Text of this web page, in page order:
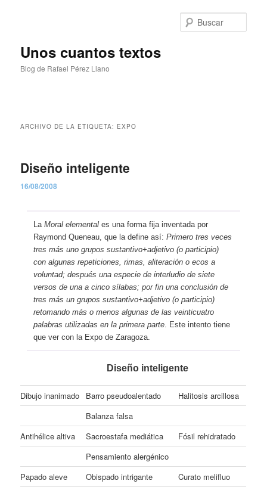
Unos cuantos textos
Blog de Rafael Pérez Llano
ARCHIVO DE LA ETIQUETA: EXPO
Diseño inteligente
16/08/2008
LaMoral elemental es una forma fija inventada por
Raymond Queneau, que la define así:Primero tres veces
tres más uno grupos sustantivo+adjetivo (o participio)
con algunas repeticiones, rimas, aliteración o ecos a
voluntad; después una especie de interludio de siete
versos de una a cinco sílabas; por fin una conclusión de
tres más un grupos sustantivo+adjetivo (o participio)
retomando más o menos algunas de las veinticuatro
palabras utilizadas en la primera parte. Este intento tiene
que ver con la Expo de Zaragoza.
Diseño inteligente
Dibujo inanimado Barro pseudoalentado
Halitosis arcillosa
Balanza falsa
Antihélice altiva
Sacroestafa mediática
Fósil rehidratado
Pensamiento alergénico
Papado aleve
Obispado intrigante
Curato melifluo